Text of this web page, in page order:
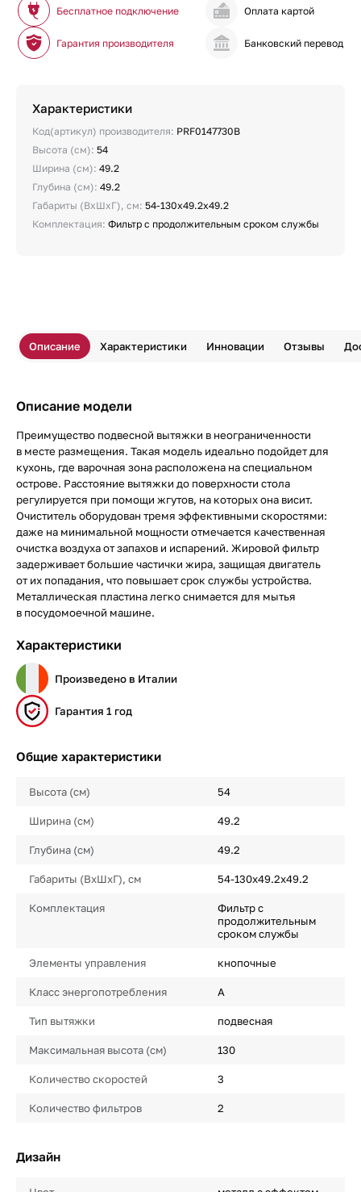
Бесплатное подключение
Гарантия производителя
Оплата картой
Банковский перевод
Характеристики
Код(артикул) производителя: PRF0147730B
Высота (см): 54
Ширина (см): 49.2
Глубина (см): 49.2
Габариты (ВхШхГ), см: 54-130х49.2х49.2
Комплектация: Фильтр с продолжительным сроком службы
Описание Характеристики Инновации Отзывы
Описание модели
Преимущество подвесной вытяжки в неограниченности
в месте размещения. Такая модель идеально подойдет для
кухонь, где варочная зона расположена на специальном
острове. Расстояние вытяжки до поверхности стола
регулируется при помощи жгутов, на которых она висит.
Очиститель оборудован тремя эффективными скоростями:
даже на минимальной мощности отмечается качественная
очистка воздуха от запахов и испарений. Жировой фильтр
задерживает большие частички жира, защищая двигатель
от их попадания, что повышает срок службы устройства.
Металлическая пластина легко снимается для мытья
в посудомоечной машине.
Характеристики
Произведено в Италии
Гарантия 1 год
Общие характеристики
Высота (см) 54
Ширина (см) 49.2
Глубина (см) 49.2
Габариты (ВхШхГ), см 54-130х49.2х49.2
Комплектация
Фильтр с
продолжительным
сроком службы
Элементы управления кнопочные
Класс энергопотребления A
Тип вытяжки подвесная
Максимальная высота (см) 130
Количество скоростей 3
Количество фильтров 2
Дизайн